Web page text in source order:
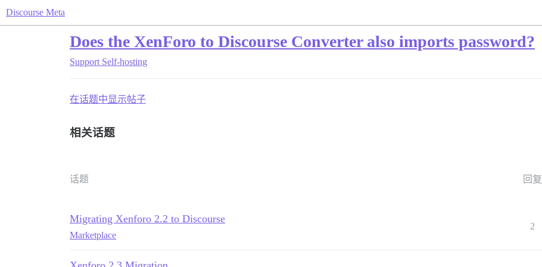
Discourse Meta
Does the XenForo to Discourse Converter also imports password?
Support Self-hosting
在话题中显示帖子
相关话题
话题 回复
Migrating Xenforo 2.2 to Discourse
Marketplace
2